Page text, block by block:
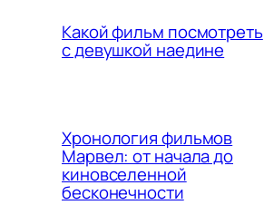
Какой фильм посмотреть
с девушкой наедине
Хронология фильмов
Марвел: от начала до
киновселенной
бесконечности